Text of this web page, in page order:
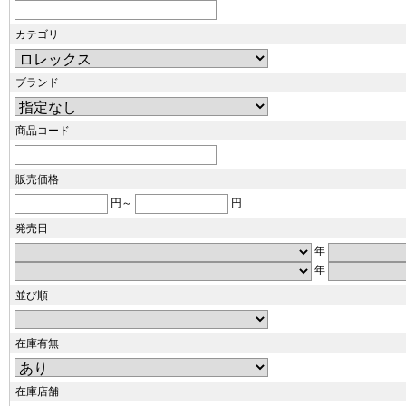
カテゴリ
ブランド
商品コード
販売価格
円～
円
発売日
年
年
並び順
在庫有無
在庫店舗